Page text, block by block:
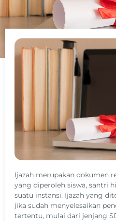
Ijazah merupakan dokumen
yang diperoleh siswa, santri
suatu instansi. Ijazah yang
jika sudah menyelesaikan
tertentu, mulai dari jenjang